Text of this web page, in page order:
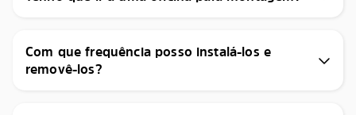
Com que frequência posso instalá-los e
removê-los?